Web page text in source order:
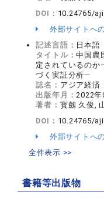
DOI： 10.24765/
外部サイトへ
記述言語： 日本語
タイトル：中国農
定されているのか
づく実証分析―
誌名： アジア経済
出版年月：2022年
著者： 寳劔 久俊,
DOI： 10.24765/
外部サイトへ
全件表示 >>
書籍等出版物